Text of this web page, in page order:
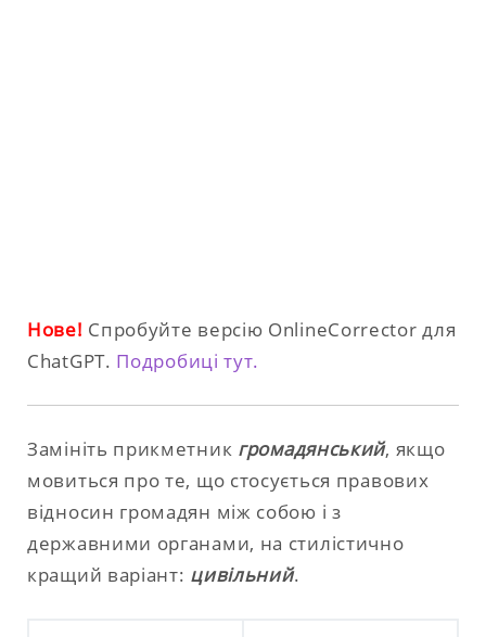
Нове! Спробуйте версію OnlineCorrector для
ChatGPT. Подробиці тут.
Замініть прикметник громадянський, якщо
мовиться про те, що стосується правових
відносин громадян між собою і з
державними органами, на стилістично
кращий варіант: цивільний.